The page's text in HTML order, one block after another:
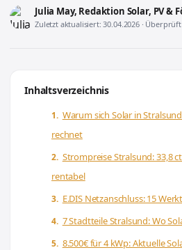
Julia May, Redaktion Solar, PV &
Zuletzt aktualisiert: 30.04.2026 ·
Inhaltsverzeichnis
Warum sich Solar in
rechnet
Strompreise Stralsund: 33,8
rentabel
E.DIS Netzanschluss: 15
7 Stadtteile Stralsund: Wo
8.500€ für 4 kWp: Aktuelle